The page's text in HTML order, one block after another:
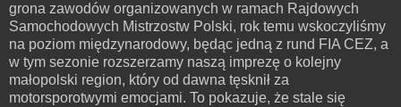
grona zawodów organizowanych w ramach Rajdowych
Samochodowych Mistrzostw Polski, rok temu wskoczyliśmy
na poziom międzynarodowy, będąc jedną z rund FIA CEZ, a
w tym sezonie rozszerzamy naszą imprezę o kolejny
małopolski region, który od dawna tęsknił za
motorsporotwymi emocjami. To pokazuje, że stale się